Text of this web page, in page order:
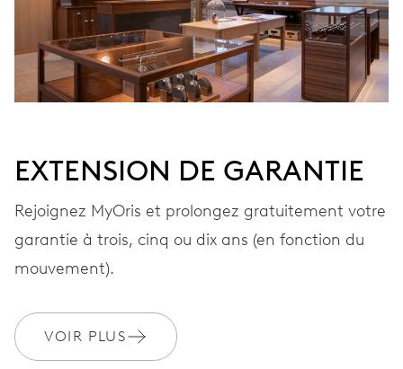
28’800 A/h, 4 Hz
BRACELET Cuir
Rejoignez MyOris et bénéficiez gratuitement d'une extension de
garantie à 3 années
EXTENSION DE GARANTIE
Rejoignez MyOris et prolongez gratuitement votre
garantie à trois, cinq ou dix ans (en fonction du
mouvement).
VOIR PLUS